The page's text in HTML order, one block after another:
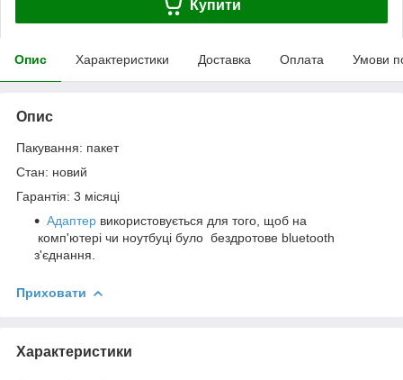
Купити
Опис Характеристики Доставка Оплата Умови
Опис
Пакування: пакет
Стан: новий
Гарантія: 3 місяці
Адаптер використовується для того, щоб на
комп'ютері чи ноутбуці було бездротове bluetooth
з'єднання.
Приховати
Характеристики